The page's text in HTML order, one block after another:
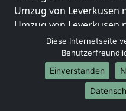
Umzug von Leverkusen
Umzug von Leverkusen
Umzug von Leverkusen
Umzug von
Umzug von
Umzug von Leverkusen
Umzug von Leverkusen
Diese Internetseite
Einverstanden